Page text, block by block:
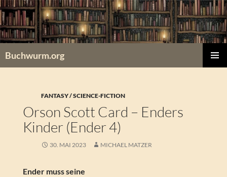
Zum
Inhalt
springen
Buchwurm.org
FANTASY / SCIENCE-FICTION
Orson Scott Card – Enders
Kinder (Ender 4)
30. MAI 2023 MICHAEL MATZER
Ender muss seine